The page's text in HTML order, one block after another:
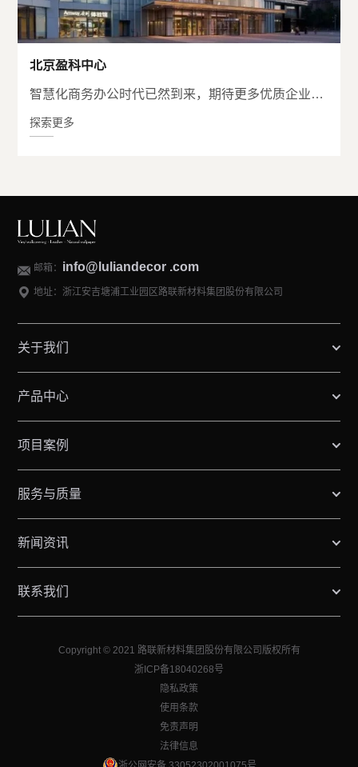
北京盈科中心
智慧化商务办公时代已然到来，期待更多优质企业与我们合作!
探索更多
邮箱： info@luliandecor .com
地址：浙江安吉塘浦工业园区路联新材料集团股份有限公司
关于我们
产品中心
项目案例
服务与质量
新闻资讯
联系我们
Copyright © 2021 路联新材料集团股份有限公司版权所有
浙ICP备18040268号
隐私政策
使用条款
免责声明
法律信息